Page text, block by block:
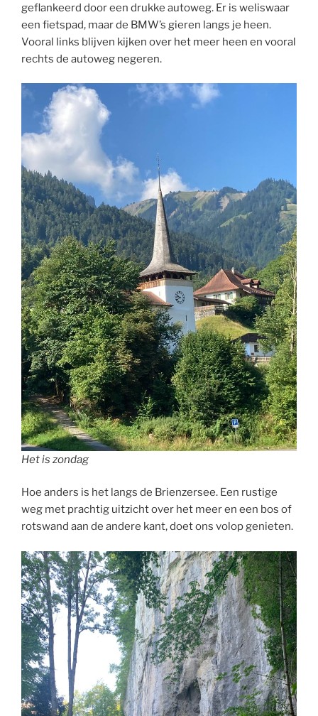
geflankeerd door een drukke autoweg. Er is weliswaar
een fietspad, maar de BMW’s gieren langs je heen.
Vooral links blijven kijken over het meer heen en vooral
rechts de autoweg negeren.
Het is zondag
Hoe anders is het langs de Brienzersee. Een rustige
weg met prachtig uitzicht over het meer en een bos of
rotswand aan de andere kant, doet ons volop genieten.